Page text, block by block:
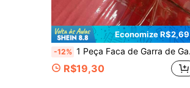
Economize R$2,69
-12% 1 Peça Faca de Garra de Gato, Especial para Desmontagem e Entrega Expressa, Faca Expressa para Escritório Doméstico, Dispositivo de Desembalagem, Cortador de Papel, Garra de Gato, À Prova de Cortes Manuais, Itens Não Lesivos, Cabeça de Corte em Arco, Mini Portátil, Desenho Animado Fofo e Cerimonial.
R$19,30